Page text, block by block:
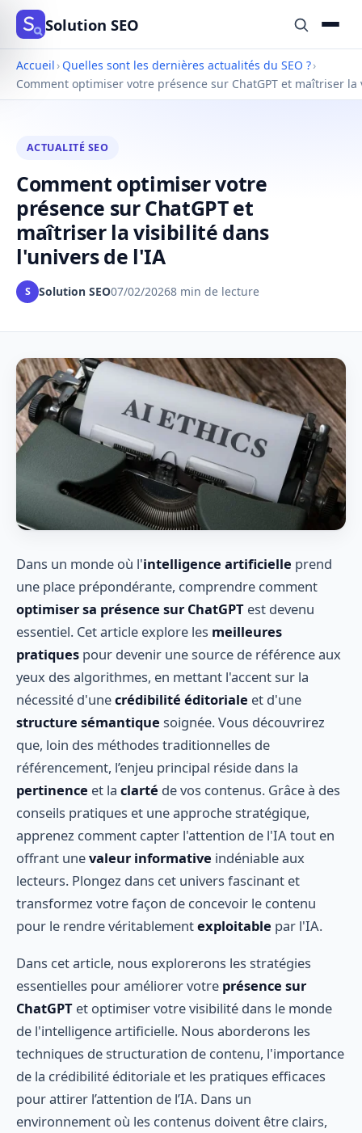
Solution SEO
Accueil › Quelles sont les dernières actualités du SEO ?›
Comment optimiser votre présence sur ChatGPT et maîtriser
ACTUALITÉ SEO
Comment optimiser votre
présence sur ChatGPT et
maîtriser la visibilité dans
l'univers de l'IA
S Solution SEO07/02/20268 min de lecture
Dans un monde où l'intelligence artificielle prend
une place prépondérante, comprendre comment
optimiser sa présence sur ChatGPT est devenu
essentiel. Cet article explore les meilleures
pratiques pour devenir une source de référence aux
yeux des algorithmes, en mettant l'accent sur la
nécessité d'unecrédibilité éditoriale et d'une
structure sémantique soignée. Vous découvrirez
que, loin des méthodes traditionnelles de
référencement, l’enjeu principal réside dans la
pertinence et la clarté de vos contenus. Grâce à des
conseils pratiques et une approche stratégique,
apprenez comment capter l'attention de l'IA tout en
offrant unevaleur informative indéniable aux
lecteurs. Plongez dans cet univers fascinant et
transformez votre façon de concevoir le contenu
pour le rendre véritablementexploitable par l'IA.
Dans cet article, nous explorerons les stratégies
essentielles pour améliorer votre présence sur
ChatGPT et optimiser votre visibilité dans le monde
de l'intelligence artificielle. Nous aborderons les
techniques de structuration de contenu, l'importance
de la crédibilité éditoriale et les pratiques efficaces
pour attirer l’attention de l’IA. Dans un
environnement où les contenus doivent être clairs,